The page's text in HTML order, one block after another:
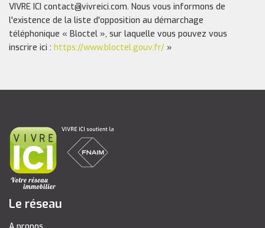
VIVRE ICI contact@vivreici.com. Nous vous informons de
l'existence de la liste d'opposition au démarchage
téléphonique « Bloctel », sur laquelle vous pouvez vous
inscrire ici : https://www.bloctel.gouv.fr/ »
Le réseau